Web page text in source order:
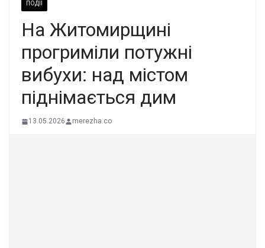
ПОДІЇ
На Житомирщині
прогриміли потужні
вибухи: над містом
піднімається дим
13.05.2026 merezha.co